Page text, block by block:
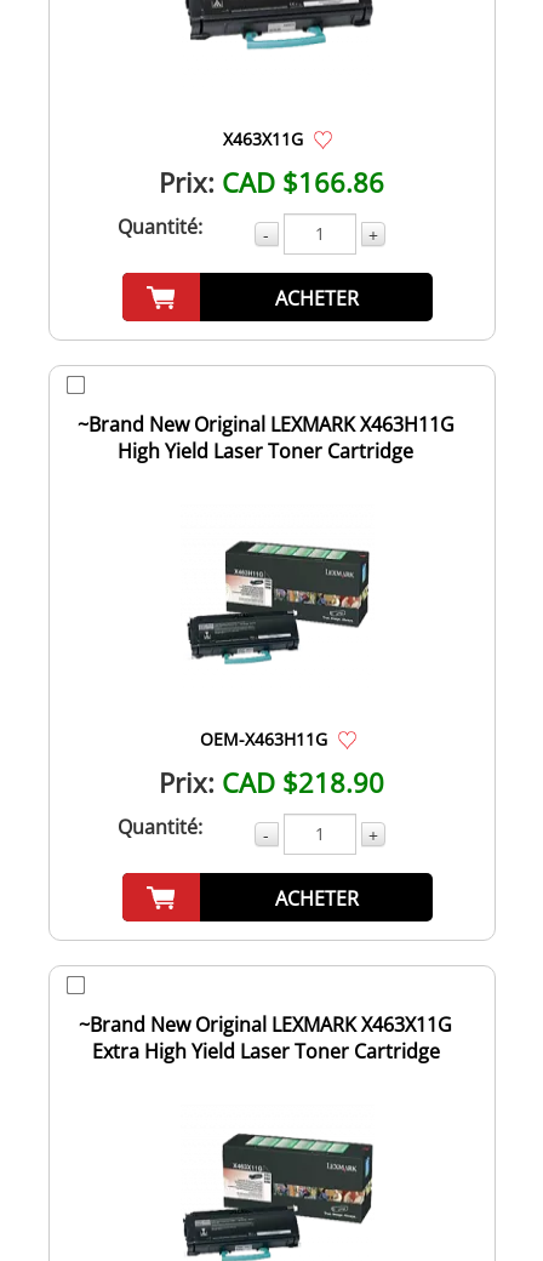
X463X11G
Prix: CAD $166.86
Quantité: - +
ACHETER
~Brand New Original LEXMARK X463H11G
High Yield Laser Toner Cartridge
OEM-X463H11G
Prix: CAD $218.90
Quantité: - +
ACHETER
~Brand New Original LEXMARK X463X11G
Extra High Yield Laser Toner Cartridge